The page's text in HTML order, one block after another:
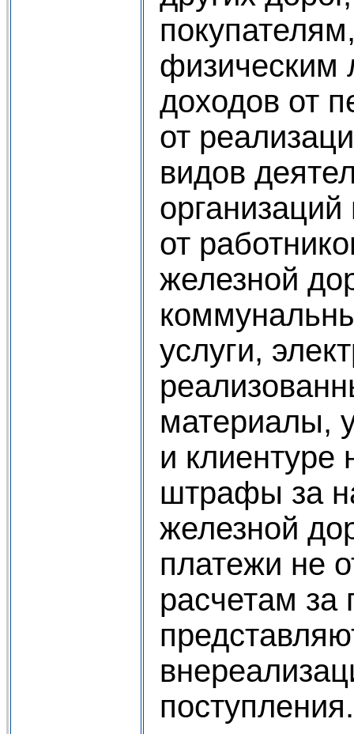
доходов от
от
видов
от
железной
услуги,
материалы,
и клиентуре
штрафы за
железной
платежи не
расчетам за